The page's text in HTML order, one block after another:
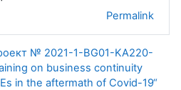
Permalink
№ 2021-1-BG01-KA220-
on business continuity
in the aftermath of Covid-19“